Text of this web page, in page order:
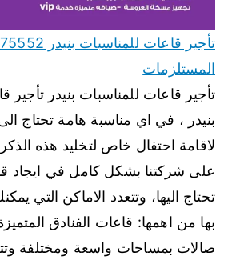
المستلزمات
تأجير قاعات للمناسبات بنيدر تأجير
بنيدر ، في اي مناسبة هامة تحتاج
لاقامة احتفال خاص لتخليد هذه
على شركتنا بشكل كامل في ايجاد
تحتاج اليها، وتتعدد الاماكن التي
بها من اهمها: قاعات الفنادق
صالات بمساحات واسعة ومختلفة